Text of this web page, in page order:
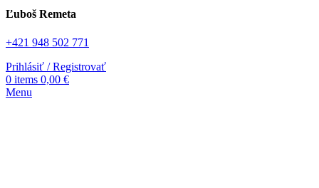
Ľuboš Remeta
+421 948 502 771
Prihlásiť / Registrovať
0 items 0,00 €
Menu